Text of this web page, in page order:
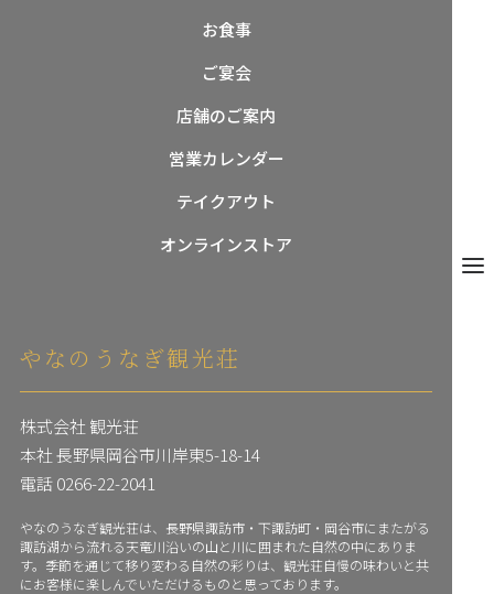
お食事
ご宴会
店舗のご案内
営業カレンダー
テイクアウト
オンラインストア
やなのうなぎ観光荘
株式会社 観光荘
本社 長野県岡谷市川岸東5-18-14
電話0266-22-2041
やなのうなぎ観光荘は、長野県諏訪市・下諏訪町・岡谷市にまたがる
諏訪湖から流れる天竜川沿いの山と川に囲まれた自然の中にありま
す。季節を通じて移り変わる自然の彩りは、観光荘自慢の味わいと共
にお客様に楽しんでいただけるものと思っております。
メニュー